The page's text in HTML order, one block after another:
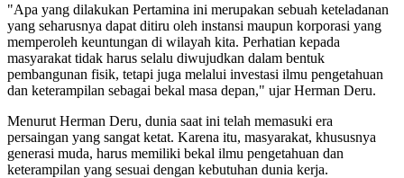
"Apa yang dilakukan Pertamina ini merupakan sebuah keteladanan
yang seharusnya dapat ditiru oleh instansi maupun korporasi yang
memperoleh keuntungan di wilayah kita. Perhatian kepada
masyarakat tidak harus selalu diwujudkan dalam bentuk
pembangunan fisik, tetapi juga melalui investasi ilmu pengetahuan
dan keterampilan sebagai bekal masa depan," ujar Herman Deru.
Menurut Herman Deru, dunia saat ini telah memasuki era
persaingan yang sangat ketat. Karena itu, masyarakat, khususnya
generasi muda, harus memiliki bekal ilmu pengetahuan dan
keterampilan yang sesuai dengan kebutuhan dunia kerja.